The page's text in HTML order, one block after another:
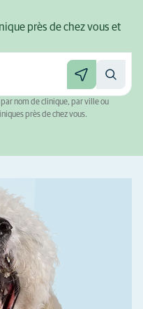
près de chez vous et
nom de clinique, par ville ou
près de chez vous.